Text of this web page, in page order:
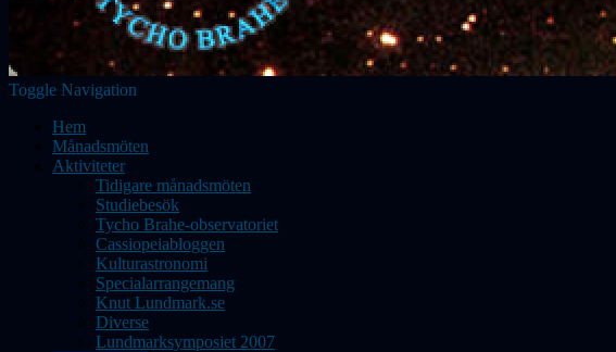
Toggle Navigation
Hem
Månadsmöten
Aktiviteter
Tidigare månadsmöten
Studiebesök
Tycho Brahe-observatoriet
Cassiopeiabloggen
Kulturastronomi
Specialarrangemang
Knut Lundmark.se
Diverse
Lundmarksymposiet 2007